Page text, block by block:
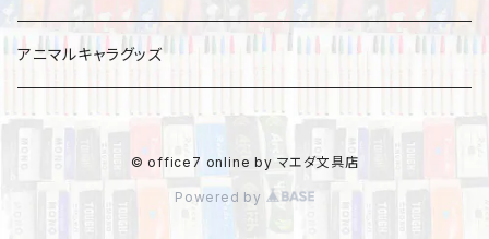
アニマルキャラグッズ
© office7 online by マエダ文具店
Powered by